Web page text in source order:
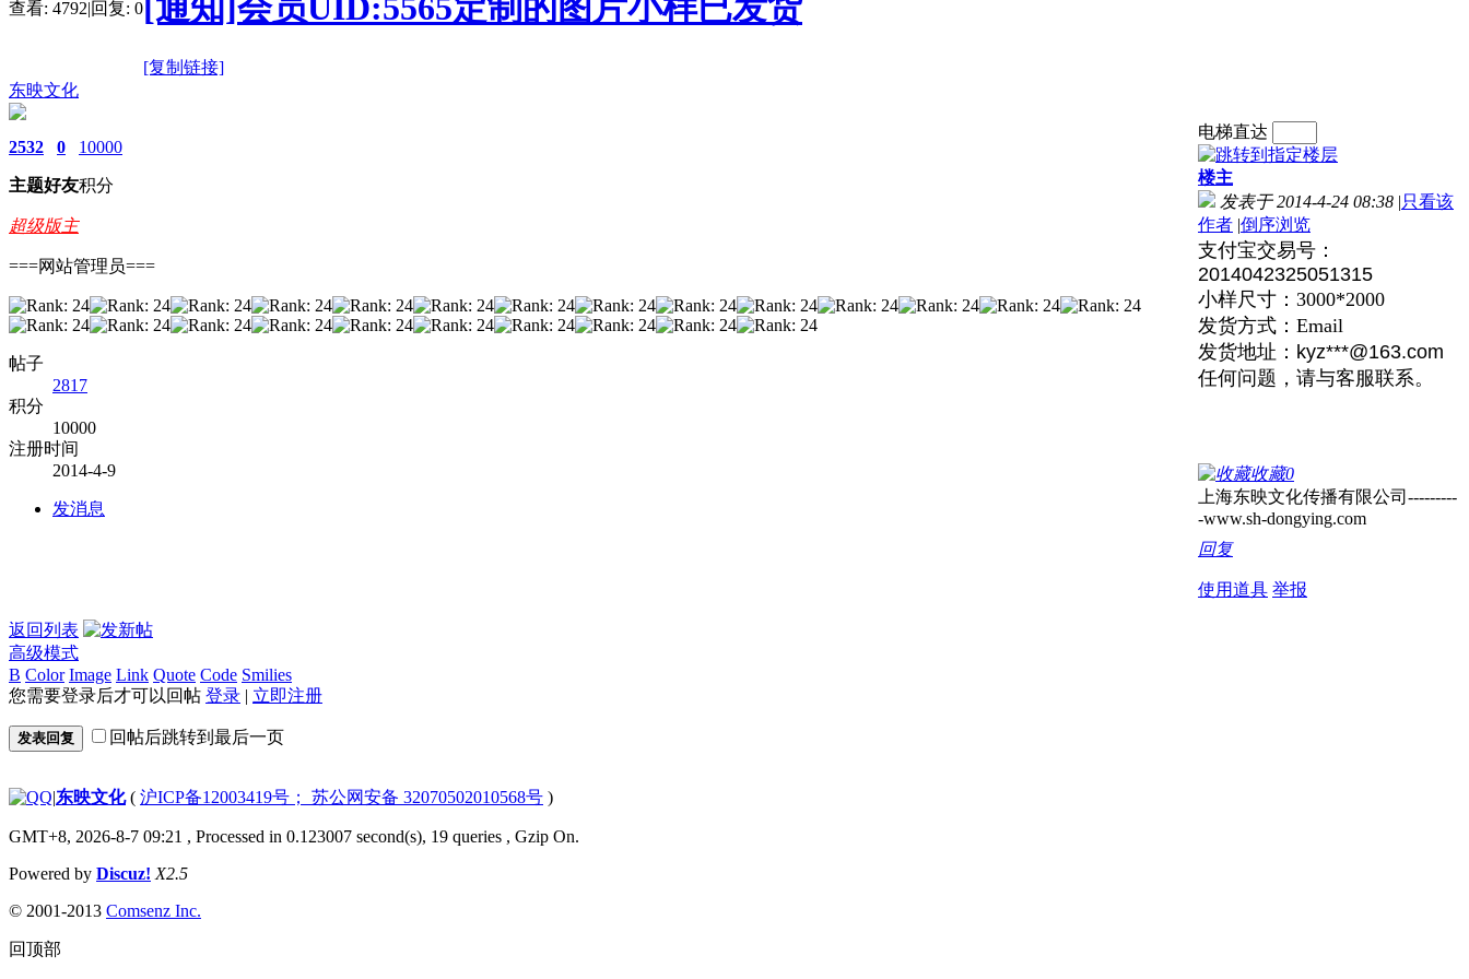
查看: 4792|回复: 0 [通知]会员UID:5565定制的图片小样已发货
[复制链接]
东映文化
2532
主题
0
好友
10000
积分
超级版主
===网站管理员===
帖子
2817
积分
10000
注册时间
2014-4-9
发消息
电梯直达
楼主
发表于 2014-4-24 08:38 |只看该
作者 |倒序浏览
支付宝交易号：
2014042325051315
小样尺寸：3000*2000
发货方式：Email
发货地址： kyz***@163.com
任何问题，请与客服联系。
收藏0
上海东映文化传播有限公司---------
-www.sh-dongying.com
回复
使用道具 举报
返回列表
高级模式
B Color Image Link Quote Code Smilies
您需要登录后才可以回帖 登录 | 立即注册
发表回复 回帖后跳转到最后一页
|东映文化( 沪ICP备12003419号； 苏公网安备 32070502010568号 )
GMT+8, 2026-8-7 09:21 , Processed in 0.123007 second(s), 19 queries , Gzip On.
Powered by Discuz! X2.5
© 2001-2013 Comsenz Inc.
回顶部